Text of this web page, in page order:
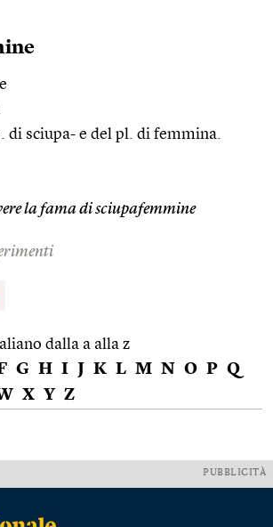
di sciupa- e del pl. di femmina.
la fama di sciupafemmine
dalla a alla z
G H I J K L M N O P Q
X Y Z
PUBBLICITÀ